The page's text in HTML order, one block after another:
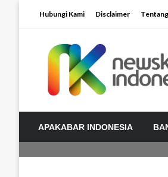
Hubungi Kami Disclaimer
APAKABAR INDONESIA